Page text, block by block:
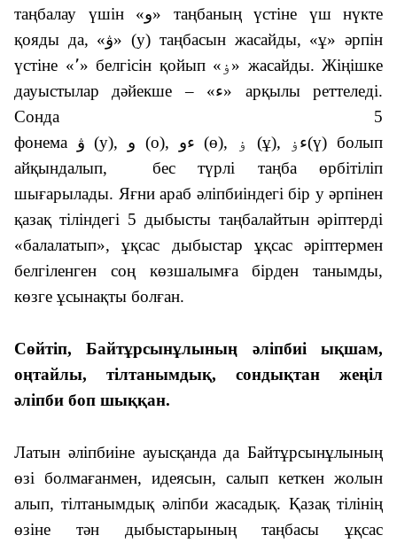
таңбалау үшін «ﻭ» таңбаның үстіне үш нүкте
қояды да, «ﯞ» (у) таңбасын жасайды, «ұ» әрпін
үстіне «՚» белгісін қойып « ۏ» жасайды. Жіңішке
дауыстылар дәйекше – «ﺀ» арқылы реттеледі.
Сонда 5
фонема ﯞ (у), ﻭ (о), ﺀﻭ (ө), ۏ (ұ), ﺀۏ(ү) болып
айқындалып, бес түрлі таңба өрбітіліп
шығарылады. Яғни араб әліпбиіндегі бір у әрпінен
қазақ тіліндегі 5 дыбысты таңбалайтын әріптерді
«балалатып», ұқсас дыбыстар ұқсас әріптермен
белгіленген соң көзшалымға бірден танымды,
көзге ұсынақты болған.
Сөйтіп, Байтұрсынұлының әліпбиі ықшам,
оңтайлы, тілтанымдық, сондықтан жеңіл
әліпби боп шыққан.
Латын әліпбиіне ауысқанда да Байтұрсынұлының
өзі болмағанмен, идеясын, салып кеткен жолын
алып, тілтанымдық әліпби жасадық. Қазақ тілінің
өзіне тән дыбыстарының таңбасы ұқсас